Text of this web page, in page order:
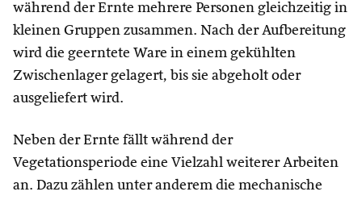
während der Ernte mehrere Personen gleichzeitig in
kleinen Gruppen zusammen. Nach der Aufbereitung
wird die geerntete Ware in einem gekühlten
Zwischenlager gelagert, bis sie abgeholt oder
ausgeliefert wird.
Neben der Ernte fällt während der
Vegetationsperiode eine Vielzahl weiterer Arbeiten
an. Dazu zählen unter anderem die mechanische